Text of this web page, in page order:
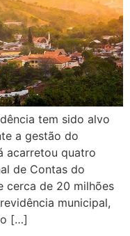
tem sido alvo
a gestão do
acarretou quatro
de Contas do
cerca de 20 milhões
municipal,
[…]